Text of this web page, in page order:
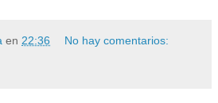
en 22:36 No hay comentarios: